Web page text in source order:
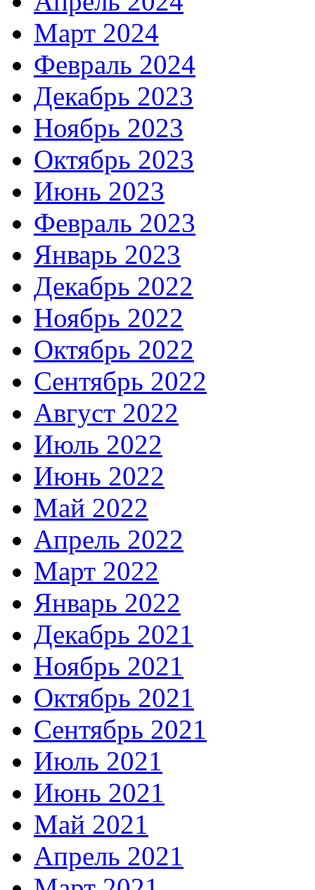
Март 2024
Февраль 2024
Декабрь 2023
Ноябрь 2023
Октябрь 2023
Июнь 2023
Февраль 2023
Январь 2023
Декабрь 2022
Ноябрь 2022
Октябрь 2022
Сентябрь 2022
Август 2022
Июль 2022
Июнь 2022
Май 2022
Апрель 2022
Март 2022
Январь 2022
Декабрь 2021
Ноябрь 2021
Октябрь 2021
Сентябрь 2021
Июль 2021
Июнь 2021
Май 2021
Апрель 2021